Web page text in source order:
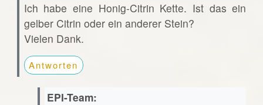
Ich habe eine Honig-Citrin Kette. Ist das ein
gelber Citrin oder ein anderer Stein?
Vielen Dank.
Antworten
EPI-Team: